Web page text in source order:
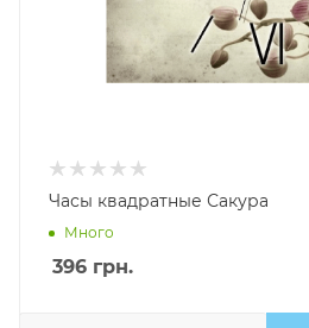
Часы квадратные Сакура
Много
396 грн.